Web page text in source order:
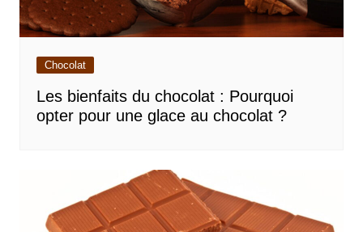
Chocolat
Les bienfaits du chocolat : Pourquoi
opter pour une glace au chocolat ?